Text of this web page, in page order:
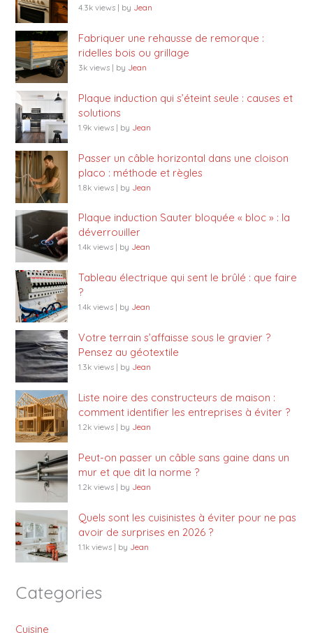
4.3k views | by Jean
Fabriquer une rehausse de remorque :
ridelles bois ou grillage
3k views | by Jean
Plaque induction qui s’éteint seule : causes et
solutions
1.9k views | by Jean
Passer un câble horizontal dans une cloison
placo : méthode et règles
1.8k views | by Jean
Plaque induction Sauter bloquée « bloc » : la
déverrouiller
1.4k views | by Jean
Tableau électrique qui sent le brûlé : que faire
?
1.4k views | by Jean
Votre terrain s’affaisse sous le gravier ?
Pensez au géotextile
1.3k views | by Jean
Liste noire des constructeurs de maison :
comment identifier les entreprises à éviter ?
1.2k views | by Jean
Peut-on passer un câble sans gaine dans un
mur et que dit la norme ?
1.2k views | by Jean
Quels sont les cuisinistes à éviter pour ne pas
avoir de surprises en 2026 ?
1.1k views | by Jean
Categories
Cuisine